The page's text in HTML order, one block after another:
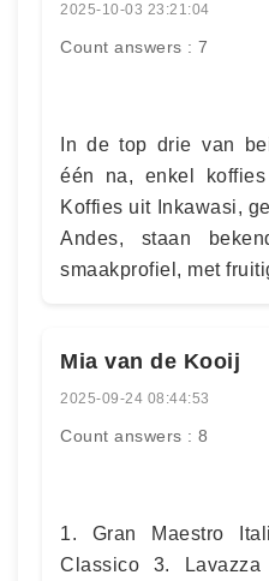
2025-10-03 23:21:04
Count answers : 7
In de top drie van
één na, enkel
Koffies uit Inkawasi,
Andes, staan
smaakprofiel, met
Mia van de Kooij
2025-09-24 08:44:53
Count answers : 8
1. Gran Maestro
Classico 3.